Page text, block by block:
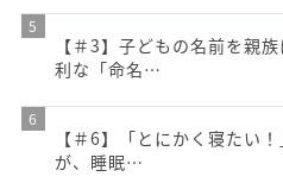
【＃3】子どもの名前を親
利な「命名…
【＃6】「とにかく寝たい
が、睡眠…